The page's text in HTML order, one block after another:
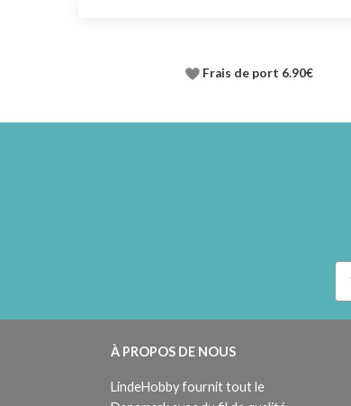
Frais de port 6.90€
À PROPOS DE NOUS
LindeHobby fournit tout le